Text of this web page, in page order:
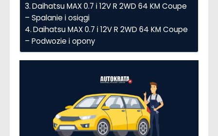
Daihatsu MAX 0.7 i 12V R 2WD 64 KM Coupe
– Spalanie i osiągi
Daihatsu MAX 0.7 i 12V R 2WD 64 KM Coupe
– Podwozie i opony